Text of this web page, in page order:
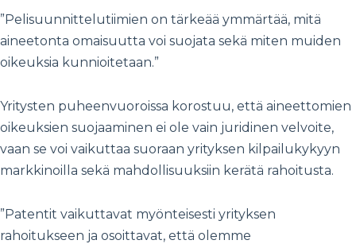
”Pelisuunnittelutiimien on tärkeää ymmärtää, mitä
aineetonta omaisuutta voi suojata sekä miten muiden
oikeuksia kunnioitetaan.”
Yritysten puheenvuoroissa korostuu, että aineettomien
oikeuksien suojaaminen ei ole vain juridinen velvoite,
vaan se voi vaikuttaa suoraan yrityksen kilpailukykyyn
markkinoilla sekä mahdollisuuksiin kerätä rahoitusta.
”Patentit vaikuttavat myönteisesti yrityksen
rahoitukseen ja osoittavat, että olemme